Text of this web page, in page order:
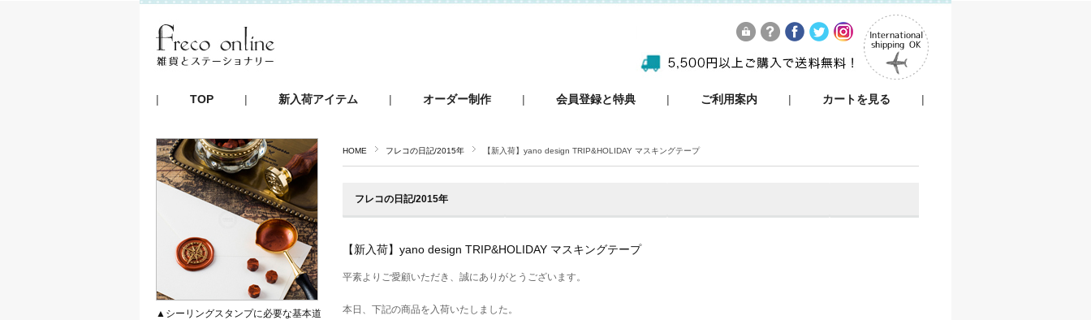
TOP 新入荷アイテム オーダー制作 会員登録と特典 ご利用案内 カートを見る
HOME フレコの日記/2015年 【新入荷】yano design TRIP&HOLIDAY マスキングテープ
フレコの日記/2015年
【新入荷】yano design TRIP&HOLIDAY マスキングテープ
平素よりご愛顧いただき、誠にありがとうございます。
本日、下記の商品を入荷いたしました。
▲シーリングスタンプに必要な基本道